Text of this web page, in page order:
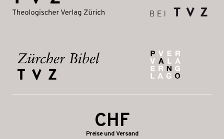
CHF
Preise und Versand